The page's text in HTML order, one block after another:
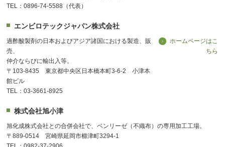
TEL：0896-74-5588（代表）
エンビロテックジャパン株式会社
過酢酸製剤の日本およびアジア諸国における製造、販
売、
仲介ならびに輸出入等。
〒103-8435 東京都中央区日本橋本町3-6-2 小津本
館ビル
TEL：03-3661-8925
ホームページはこ
ちら
株式会社旭小津
旭化成株式会社との合併会社で、ベンリーゼ（不織布）の専用加工工場。
〒889-0514 宮崎県延岡市櫛津町3294-1